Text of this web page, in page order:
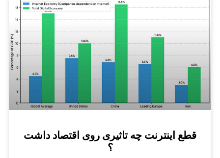
قطع اینترنت چه تاثیری روی اقتصاد داشت
؟